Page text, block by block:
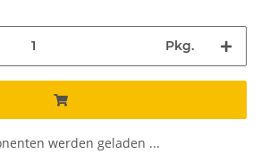
Pkg.
werden geladen ...